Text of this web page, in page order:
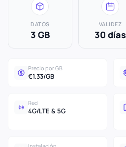
DATOS
3 GB
VALIDEZ
30 días
Precio por GB
€1.33/GB
Red
4G/LTE & 5G